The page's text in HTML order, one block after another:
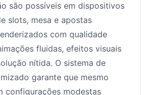
são possíveis em dispositivos
slots, mesa e apostas
com qualidade
fluidas, efeitos visuais
nítida. O sistema de
garante que mesmo
configurações modestas